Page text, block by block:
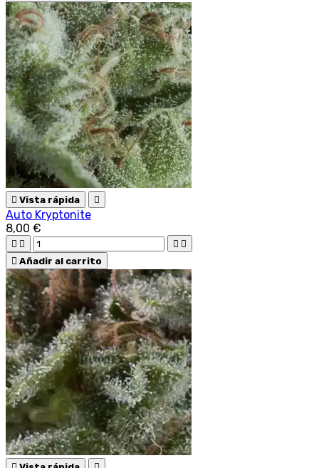
 Vista rápida 
Auto Kryptonite
8,00 €
   
 Añadir al carrito